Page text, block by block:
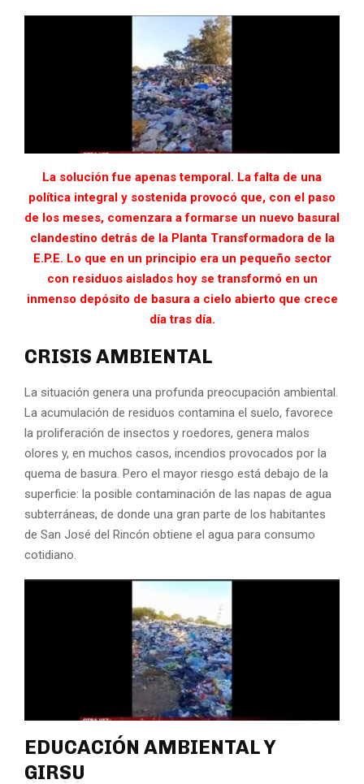
La solución fue apenas temporal. La falta de una
política integral y sostenida provocó que, con el paso
de los meses, comenzara a formarse un nuevo basural
clandestino detrás de la Planta Transformadora de la
E.P.E. Lo que en un principio era un pequeño sector
con residuos aislados hoy se transformó en un
inmenso depósito de basura a cielo abierto que crece
día tras día.
CRISIS AMBIENTAL
La situación genera una profunda preocupación ambiental.
La acumulación de residuos contamina el suelo, favorece
la proliferación de insectos y roedores, genera malos
olores y, en muchos casos, incendios provocados por la
quema de basura. Pero el mayor riesgo está debajo de la
superficie: la posible contaminación de las napas de agua
subterráneas, de donde una gran parte de los habitantes
de San José del Rincón obtiene el agua para consumo
cotidiano.
EDUCACIÓN AMBIENTAL Y
GIRSU